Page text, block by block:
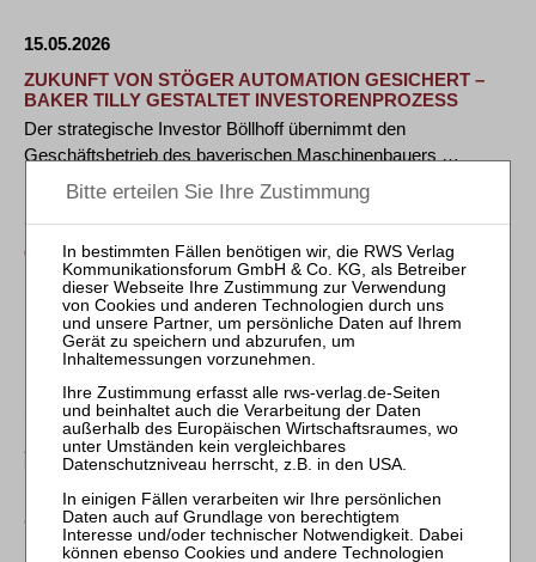
15.05.2026
ZUKUNFT VON STÖGER AUTOMATION GESICHERT –
BAKER TILLY GESTALTET INVESTORENPROZESS
Der strategische Investor Böllhoff übernimmt den
Geschäftsbetrieb des bayerischen Maschinenbauers …
GOF BERÄT LIBERTA PARTNERS BEIM ERWERB EINER
MEHRHEITSBETEILIGUNG AN DER ZEEH DESIGN UND
BRACE GROUP
Die Wirtschaftskanzlei Gütt Olk Feldhaus hat Liberta Partners
Fund III GmbH & Co. KG umfassend beim …
15.05.2026
A&O SHEARMAN BERÄT DOMO CHEMICALS BEI
ÜBERNAHME DURCH LONE STAR
München, 13. Mai 2026 – A&O Shearman hat Domo
Chemicals im Zusammenhang mit der Übernahme …